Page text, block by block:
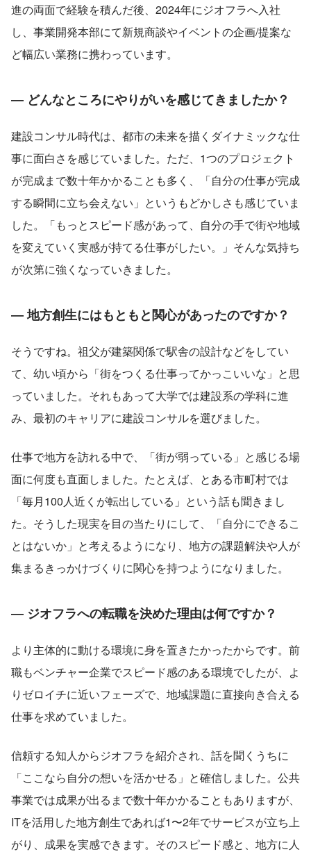
進の両面で経験を積んだ後、2024年にジオフラへ入社
し、事業開発本部にて新規商談やイベントの企画/提案な
ど幅広い業務に携わっています。
― どんなところにやりがいを感じてきましたか？
建設コンサル時代は、都市の未来を描くダイナミックな仕
事に面白さを感じていました。ただ、1つのプロジェクト
が完成まで数十年かかることも多く、「自分の仕事が完成
する瞬間に立ち会えない」というもどかしさも感じていま
した。「もっとスピード感があって、自分の手で街や地域
を変えていく実感が持てる仕事がしたい。」そんな気持ち
が次第に強くなっていきました。
― 地方創生にはもともと関心があったのですか？
そうですね。祖父が建築関係で駅舎の設計などをしてい
て、幼い頃から「街をつくる仕事ってかっこいいな」と思
っていました。それもあって大学では建設系の学科に進
み、最初のキャリアに建設コンサルを選びました。
仕事で地方を訪れる中で、「街が弱っている」と感じる場
面に何度も直面しました。たとえば、とある市町村では
「毎月100人近くが転出している」という話も聞きまし
た。そうした現実を目の当たりにして、「自分にできるこ
とはないか」と考えるようになり、地方の課題解決や人が
集まるきっかけづくりに関心を持つようになりました。
― ジオフラへの転職を決めた理由は何ですか？
より主体的に動ける環境に身を置きたかったからです。前
職もベンチャー企業でスピード感のある環境でしたが、よ
りゼロイチに近いフェーズで、地域課題に直接向き合える
仕事を求めていました。
信頼する知人からジオフラを紹介され、話を聞くうちに
「ここなら自分の想いを活かせる」と確信しました。公共
事業では成果が出るまで数十年かかることもありますが、
ITを活用した地方創生であれば1〜2年でサービスが立ち上
がり、成果を実感できます。そのスピード感と、地方に人